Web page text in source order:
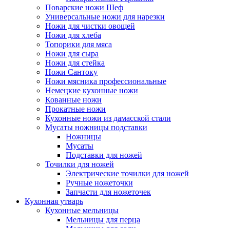
Поварские ножи Шеф
Универсальные ножи для нарезки
Ножи для чистки овощей
Ножи для хлеба
Топорики для мяса
Ножи для сыра
Ножи для стейка
Ножи Сантоку
Ножи мясника профессиональные
Немецкие кухонные ножи
Кованные ножи
Прокатные ножи
Кухонные ножи из дамасской стали
Мусаты ножницы подставки
Ножницы
Мусаты
Подставки для ножей
Точилки для ножей
Электрические точилки для ножей
Ручные ножеточки
Запчасти для ножеточек
Кухонная утварь
Кухонные мельницы
Мельницы для перца